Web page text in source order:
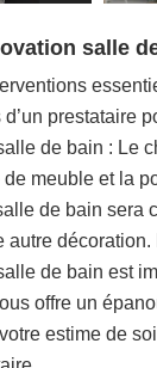
salle
prestataire
de bain : Le
meuble et la
de bain sera
autre
de bain est
offre un
estime de